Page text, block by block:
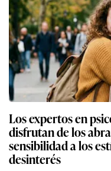
Los expertos en
disfrutan de los
sensibilidad a los
desinterés